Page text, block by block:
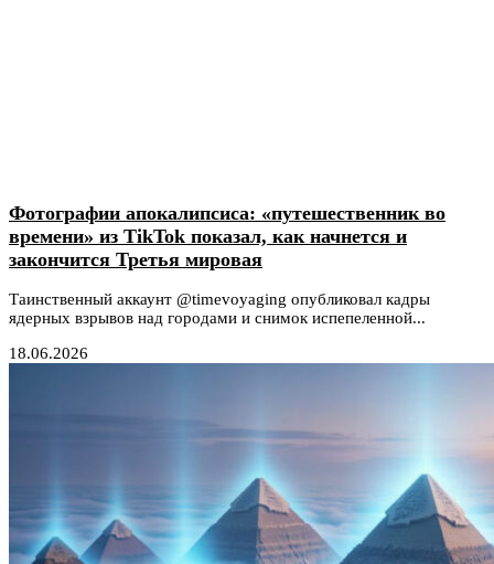
Фотографии апокалипсиса: «путешественник во
времени» из TikTok показал, как начнется и
закончится Третья мировая
Таинственный аккаунт @timevoyaging опубликовал кадры
ядерных взрывов над городами и снимок испепеленной...
18.06.2026